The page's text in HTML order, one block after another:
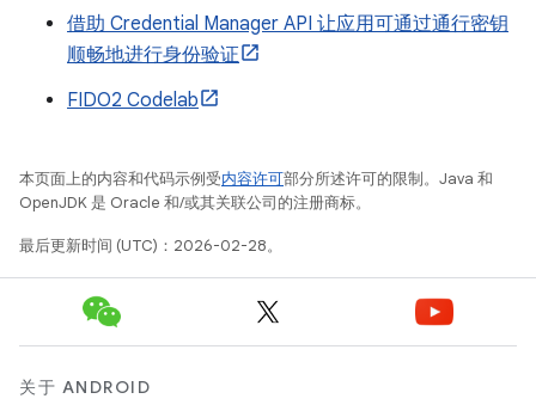
借助 Credential Manager API 让应用可通过通行密钥
顺畅地进行身份验证
FIDO2 Codelab
本页面上的内容和代码示例受内容许可部分所述许可的限制。Java 和
OpenJDK 是 Oracle 和/或其关联公司的注册商标。
最后更新时间 (UTC)：2026-02-28。
关于 ANDROID